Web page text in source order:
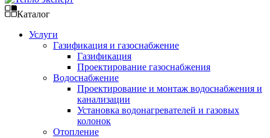
Каталог
Услуги
Газификация и газоснабжение
Газификация
Проектирование газоснабжения
Водоснабжение
Проектирование и монтаж водоснабжения и
канализации
Установка водонагревателей и газовых
колонок
Отопление